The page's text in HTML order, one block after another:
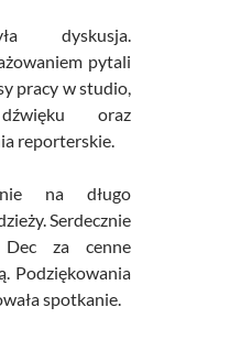
dyskusja.
pytali
pracy w studio,
oraz
reporterskie.
na długo
Serdecznie
za cenne
Podziękowania
spotkanie.